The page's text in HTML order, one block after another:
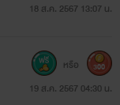
18 ส.ค. 2567 13:07 น.
19 ส.ค. 2567 04:30 น.
หรือ 300